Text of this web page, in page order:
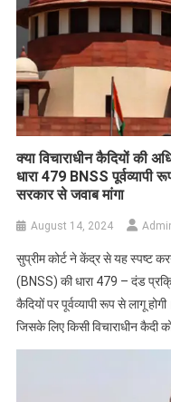
क्या विचाराधीन कैदियों की
धारा 479 BNSS पूर्वव्यापी
सरकार से जवाब मांगा
August 14, 2024
सुप्रीम कोर्ट ने केंद्र से यह स्पष्ट
(BNSS) की धारा 479 – दंड
कैदियों पर पूर्वव्यापी रूप से लागू
जिसके लिए किसी विचाराधीन कैदी